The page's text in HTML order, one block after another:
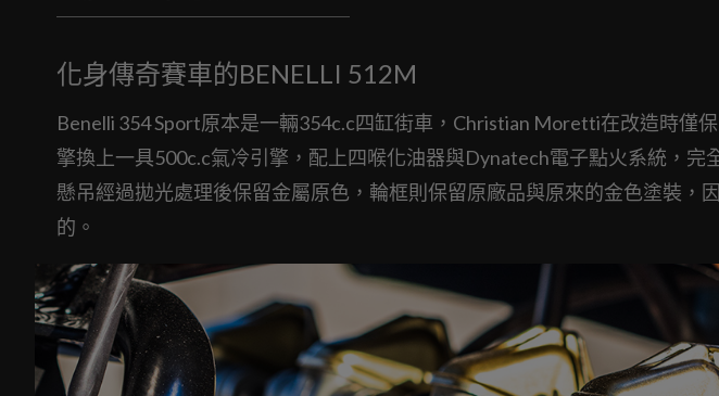
化身傳奇賽車的BENELLI 512M
Benelli 354 Sport原本是一輛354c.c四缸街車，Christian Moretti在改造時僅
擎換上一具500c.c氣冷引擎，配上四喉化油器與Dynatech電子點火系統，完
懸吊經過拋光處理後保留金屬原色，輪框則保留原廠品與原來的金色塗裝，
的。